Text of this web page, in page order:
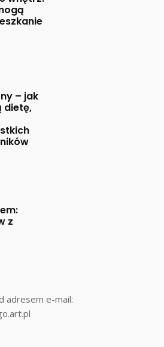
– jak
dietę,
z
adresem e-mail: